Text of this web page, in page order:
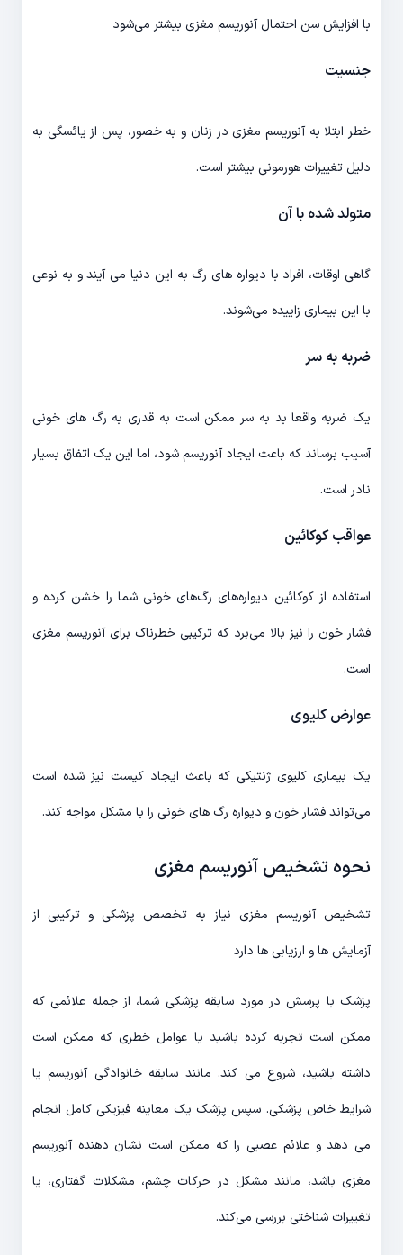
با افزایش سن احتمال آنوریسم مغزی بیشتر می‌شود
جنسیت
خطر ابتلا به آنوریسم مغزی در زنان و به خصور، پس از یائسگی به
دلیل تغییرات هورمونی بیشتر است.
متولد شده با آن
گاهی اوقات، افراد با دیواره های رگ به این دنیا می آیند و به نوعی
با این بیماری زاییده می‌شوند.
ضربه به سر
یک ضربه واقعا بد به سر ممکن است به قدری به رگ های خونی
آسیب برساند که باعث ایجاد آنوریسم شود، اما این یک اتفاق بسیار
نادر است.
عواقب کوکائین
استفاده از کوکائین دیواره‌های رگ‌های خونی شما را خشن کرده و
فشار خون را نیز بالا می‌برد که ترکیبی خطرناک برای آنوریسم مغزی
است.
عوارض کلیوی
یک بیماری کلیوی ژنتیکی که باعث ایجاد کیست نیز شده است
می‌تواند فشار خون و دیواره رگ های خونی را با مشکل مواجه کند.
نحوه تشخیص آنوریسم مغزی
تشخیص آنوریسم مغزی نیاز به تخصص پزشکی و ترکیبی از
آزمایش ها و ارزیابی ها دارد
پزشک با پرسش در مورد سابقه پزشکی شما، از جمله علائمی که
ممکن است تجربه کرده باشید یا عوامل خطری که ممکن است
داشته باشید، شروع می کند. مانند سابقه خانوادگی آنوریسم یا
شرایط خاص پزشکی. سپس پزشک یک معاینه فیزیکی کامل انجام
می دهد و علائم عصبی را که ممکن است نشان دهنده آنوریسم
مغزی باشد، مانند مشکل در حرکات چشم، مشکلات گفتاری، یا
تغییرات شناختی بررسی می‌کند.